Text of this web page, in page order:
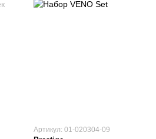
Артикул: 01-020304-09